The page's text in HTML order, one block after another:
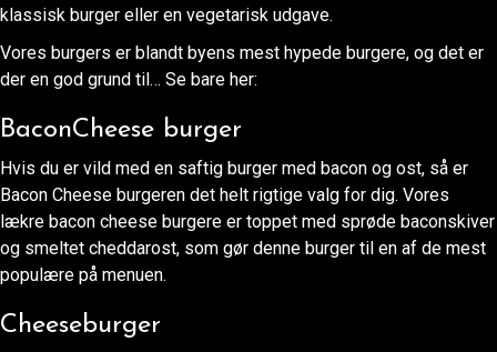
klassisk burger eller en vegetarisk udgave.
Vores burgers er blandt byens mest hypede burgere, og det er
der en god grund til… Se bare her:
BaconCheese burger
Hvis du er vild med en saftig burger med bacon og ost, så er
Bacon Cheese burgeren det helt rigtige valg for dig. Vores
lækre bacon cheese burgere er toppet med sprøde baconskiver
og smeltet cheddarost, som gør denne burger til en af de mest
populære på menuen.
Cheeseburger